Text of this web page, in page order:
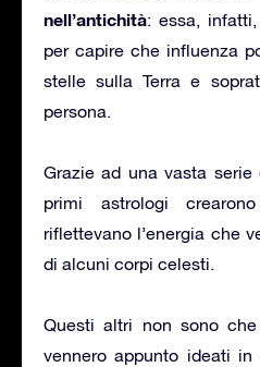
nell’antichità: essa,
per capire che influenza
stelle sulla Terra e
persona.
Grazie ad una vasta
primi astrologi
riflettevano l’energia che
di alcuni corpi celesti.
Questi altri non sono
vennero appunto ideati